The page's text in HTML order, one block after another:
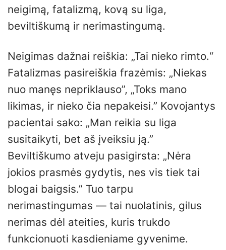
neigimą, fatalizmą, kovą su liga,
beviltiškumą ir nerimastingumą.
Neigimas dažnai reiškia: „Tai nieko rimto.“
Fatalizmas pasireiškia frazėmis: „Niekas
nuo manęs nepriklauso”, „Toks mano
likimas, ir nieko čia nepakeisi.” Kovojantys
pacientai sako: „Man reikia su liga
susitaikyti, bet aš įveiksiu ją.”
Beviltiškumo atveju pasigirsta: „Nėra
jokios prasmės gydytis, nes vis tiek tai
blogai baigsis.” Tuo tarpu
nerimastingumas — tai nuolatinis, gilus
nerimas dėl ateities, kuris trukdo
funkcionuoti kasdieniame gyvenime.